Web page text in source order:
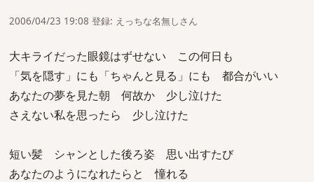
2006/04/23 19:08 登録: えっちな名無しさん
大キライだった眼鏡はずせない この何日も
「気を隠す」にも「ちゃんと見る」にも 都合がいい
あなたの夢を見た朝 何故か 少し泣けた
さえない私を思ったら 少し泣けた
短い髪 シャンとした後ろ姿 思い出すたび
あなたのようになれたらと 憧れる